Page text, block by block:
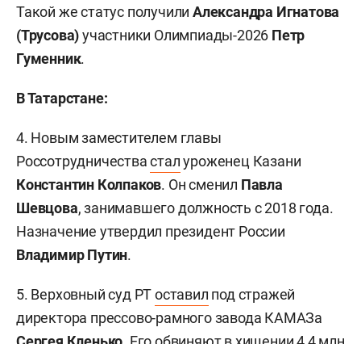
Такой же статус получилиАлександра Игнатова
(Трусова)участники Олимпиады-2026 Петр
Гуменник.
В Татарстане:
4. Новым заместителем главы
Россотрудничествасталуроженец Казани
Константин Колпаков. Он сменил Павла
Шевцова, занимавшего должность с 2018 года.
Назначение утвердил президент России
Владимир Путин.
5. Верховный суд РТоставил под стражей
директора прессово-рамного завода КАМАЗа